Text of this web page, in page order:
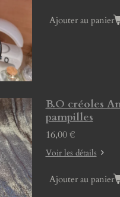
Ajouter au panier
B.O créoles
pampilles
16,00 €
Voir les détails
Ajouter au panier